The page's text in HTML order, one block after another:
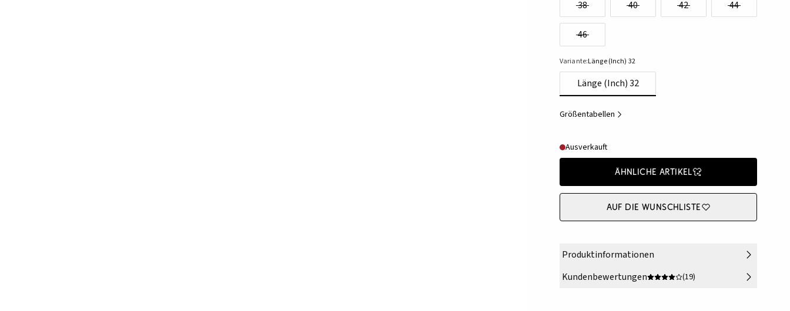
38 40 42 44
46
Variante:Länge (Inch) 32
Länge (Inch) 32
Größentabellen
Ausverkauft
Ähnliche Artikel
Auf die Wunschliste
Produktinformationen
Kundenbewertungen
(19)